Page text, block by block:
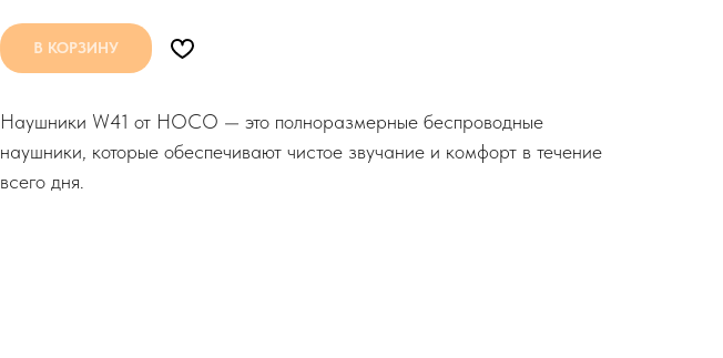
В КОРЗИНУ
Наушники W41 от HOCO — это полноразмерные беспроводные
наушники, которые обеспечивают чистое звучание и комфорт в течение
всего дня.